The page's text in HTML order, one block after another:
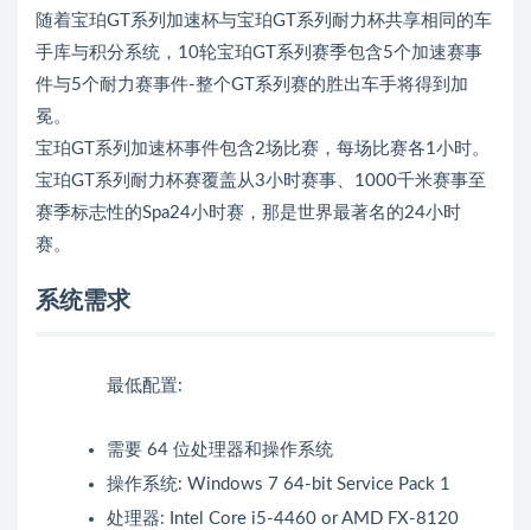
随着宝珀GT系列加速杯与宝珀GT系列耐力杯共享相同的车
手库与积分系统，10轮宝珀GT系列赛季包含5个加速赛事
件与5个耐力赛事件-整个GT系列赛的胜出车手将得到加
冕。
宝珀GT系列加速杯事件包含2场比赛，每场比赛各1小时。
宝珀GT系列耐力杯赛覆盖从3小时赛事、1000千米赛事至
赛季标志性的Spa24小时赛，那是世界最著名的24小时
赛。
系统需求
最低配置:
需要 64 位处理器和操作系统
操作系统: Windows 7 64-bit Service Pack 1
处理器: Intel Core i5-4460 or AMD FX-8120